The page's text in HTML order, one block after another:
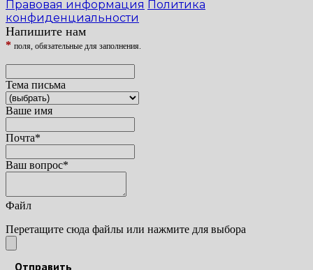
Правовая информация Политика
конфиденциальности
Напишите нам
* поля, обязательные для заполнения.
Тема письма
Ваше имя
Почта*
Ваш вопрос*
Файл
Перетащите сюда файлы или нажмите для выбора
Отправить